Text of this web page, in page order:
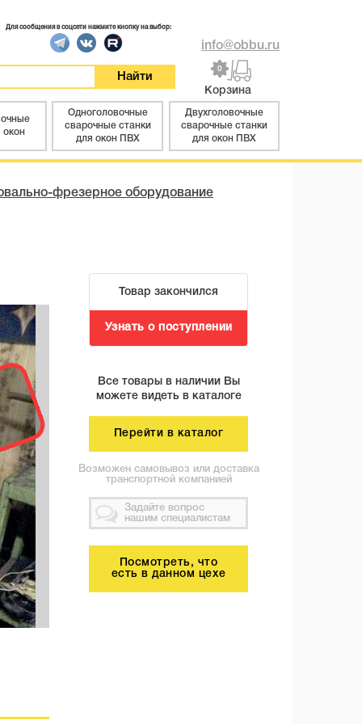
Для сообщения в соцсети нажмите кнопку на выбор:
info@obbu.ru
0
Корзина
окон
Одноголовочные
сварочные станки
для окон ПВХ
Двухголовочные
сварочные станки
для окон ПВХ
фрезерное оборудование
Товар закончился
Узнать о поступлении
Все товары в наличии Вы
можете видеть в каталоге
Перейти в каталог
Возможен самовывоз или доставка
транспортной компанией
Задайте вопрос
нашим специалистам
Посмотреть, что
есть в данном цехе